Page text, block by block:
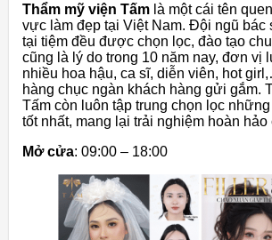
Thẩm mỹ viện Tấm là một cái tên
vực làm đẹp tại Việt Nam. Đội ngũ bác
tại tiệm đều được chọn lọc, đào tạo
cũng là lý do trong 10 năm nay, đơn vị
nhiều hoa hậu, ca sĩ, diễn viên, hot
hàng chục ngàn khách hàng gửi gắm.
Tấm còn luôn tập trung chọn lọc
tốt nhất, mang lại trải nghiệm hoàn hảo
Mở cửa: 09:00 – 18:00